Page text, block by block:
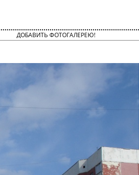
ДОБАВИТЬ ФОТОГАЛЕРЕЮ!